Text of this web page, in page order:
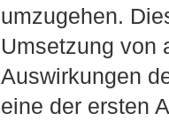
umzugehen.
Umsetzung von
Auswirkungen
eine der ersten